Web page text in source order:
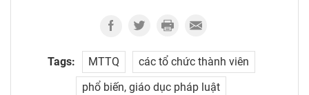
Tags: MTTQ
các tổ chức thành viên
phổ biến, giáo dục pháp luật